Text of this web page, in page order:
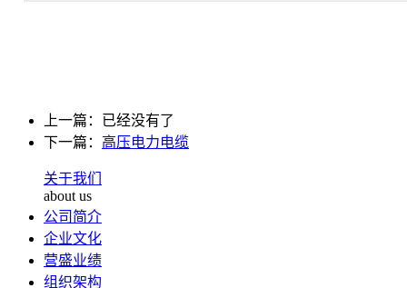
上一篇：已经没有了
下一篇： 高压电力电缆
关于我们
about us
公司简介
企业文化
营盛业绩
组织架构